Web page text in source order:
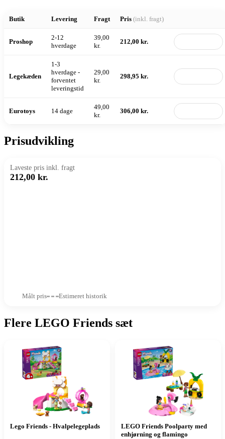
Butik Levering Fragt Pris (inkl. fragt)
Proshop
2-12
hverdage
39,00
kr.
212,00 kr.
Legekæden
1-3
hverdage -
forventet
leveringstid
29,00
kr.
298,95 kr.
Eurotoys 14 dage
49,00
kr.
306,00 kr.
Prisudvikling
Laveste pris inkl. fragt
212,00 kr.
Målt pris Estimeret historik
Flere LEGO Friends sæt
Lego Friends - Hvalpelegeplads
LEGO Friends Poolparty med
enhjørning og flamingo